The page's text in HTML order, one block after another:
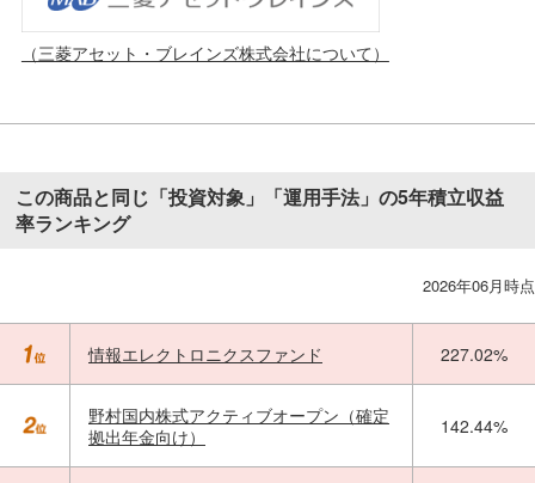
（三菱アセット・ブレインズ株式会社について）
この商品と同じ「投資対象」「運用手法」の5年積立収益
率ランキング
2026年06月時点
情報エレクトロニクスファンド 227.02%
野村国内株式アクティブオープン（確定
拠出年金向け）
142.44%